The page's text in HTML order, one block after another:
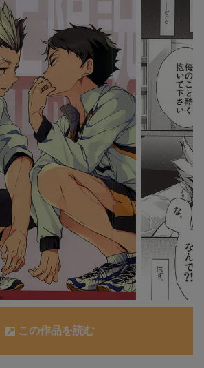
この作品を読む